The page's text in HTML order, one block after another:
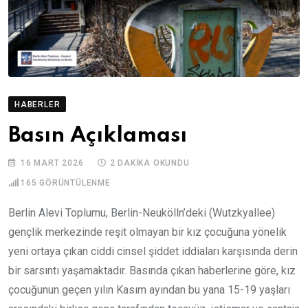
HABERLER
Basın Açıklaması
16 MART 2026 2 DAKIKA OKUNDU
165 GÖRÜNTÜLENME
Berlin Alevi Toplumu, Berlin-Neukölln’deki (Wutzkyallee)
gençlik merkezinde reşit olmayan bir kız çocuğuna yönelik
yeni ortaya çıkan ciddi cinsel şiddet iddiaları karşısında derin
bir sarsıntı yaşamaktadır. Basında çıkan haberlerine göre, kız
çocuğunun geçen yılın Kasım ayından bu yana 15-19 yaşları